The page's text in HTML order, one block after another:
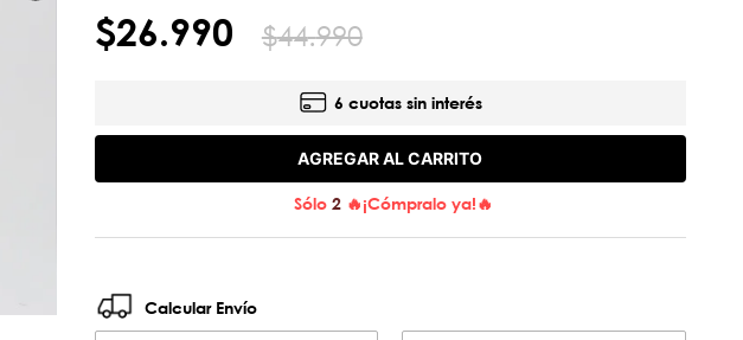
$26.990 $44.990
6 cuotas sin interés
AGREGAR AL CARRITO
Sólo 2🔥¡Cómpralo ya!🔥
Calcular Envío